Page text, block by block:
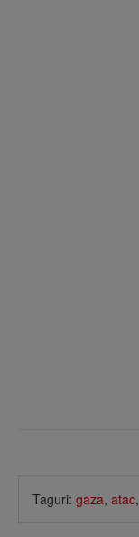
Taguri: gaza, atac,